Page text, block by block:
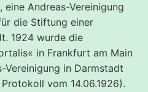
eine Andreas-Vereinigung
die Stiftung einer
1924 wurde die
in Frankfurt am Main
in Darmstadt
vom 14.06.1926).